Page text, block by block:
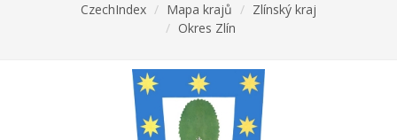
CzechIndex
Mapa krajů
Zlínský kraj
Okres Zlín